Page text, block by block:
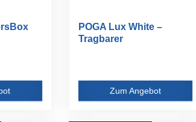
POGA Lux White –
Tragbarer
Zum Angebot